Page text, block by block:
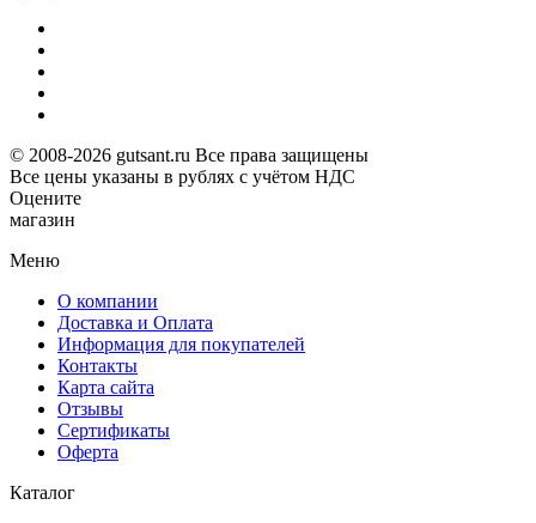
© 2008-2026 gutsant.ru Все права защищены
Все цены указаны в рублях с учётом НДС
Оцените
магазин
Меню
О компании
Доставка и Оплата
Информация для покупателей
Контакты
Карта сайта
Отзывы
Сертификаты
Оферта
Каталог